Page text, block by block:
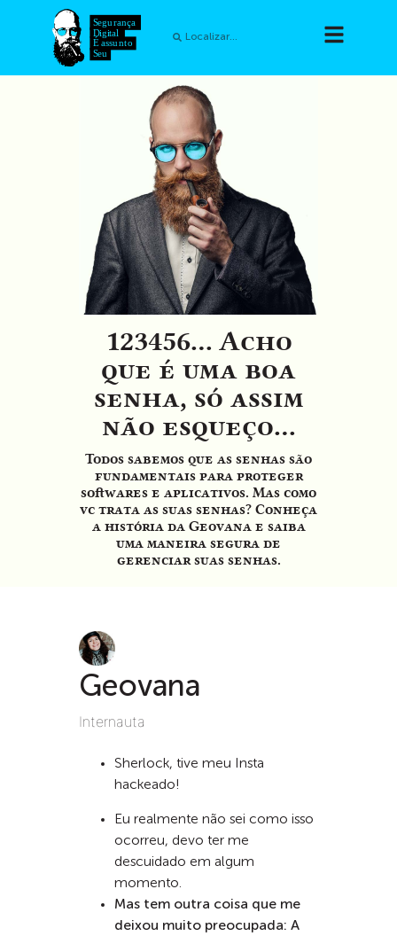
123456... Acho
que é uma boa
senha, só assim
não esqueço...
Todos sabemos que as senhas são
fundamentais para proteger
softwares e aplicativos. Mas como
vc trata as suas senhas? Conheça
a história da Geovana e saiba
uma maneira segura de
gerenciar suas senhas.
Geovana
Internauta
Sherlock, tive meu Insta
hackeado!
Eu realmente não sei como isso
ocorreu, devo ter me
descuidado em algum
momento.
Mas tem outra coisa que me
deixou muito preocupada: A